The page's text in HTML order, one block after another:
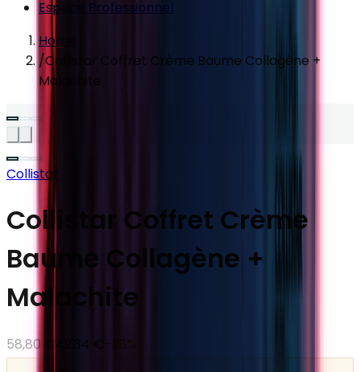
Espace Professionnel
Home
/Collistar Coffret Crème Baume Collagène +
Malachite
Collistar
Collistar Coffret Crème
Baume Collagène +
Malachite
58,80 €42,34 € - 28%